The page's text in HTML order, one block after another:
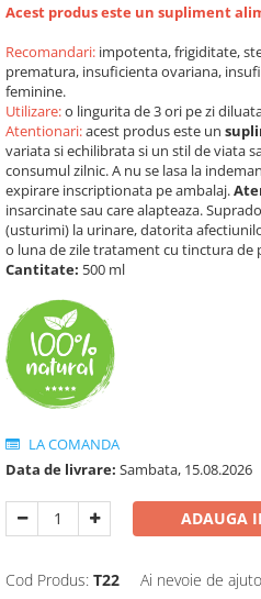
Acest produs este un supliment
Recomandari: impotenta, frigiditate,
prematura, insuficienta ovariana,
feminine.
Utilizare:o lingurita de 3 ori pe zi
Atentionari:acest produs este un
variata si echilibrata si un stil de viata
consumul zilnic. A nu se lasa la
expirare inscriptionata pe ambalaj.
insarcinate sau care alapteaza.
(usturimi) la urinare, datorita
o luna de zile tratament cu tinctura de
Cantitate: 500 ml
LA COMANDA
Data de livrare: Sambata, 15.08.2026
ADAUGA
Cod Produs: T22 Ai nevoie de